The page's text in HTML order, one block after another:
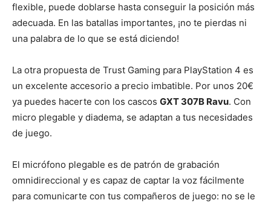
flexible, puede doblarse hasta conseguir la posición más
adecuada. En las batallas importantes, ¡no te pierdas ni
una palabra de lo que se está diciendo!
La otra propuesta de Trust Gaming para PlayStation 4 es
un excelente accesorio a precio imbatible. Por unos 20€
ya puedes hacerte con los cascos GXT 307B Ravu. Con
micro plegable y diadema, se adaptan a tus necesidades
de juego.
El micrófono plegable es de patrón de grabación
omnidireccional y es capaz de captar la voz fácilmente
para comunicarte con tus compañeros de juego: no se le